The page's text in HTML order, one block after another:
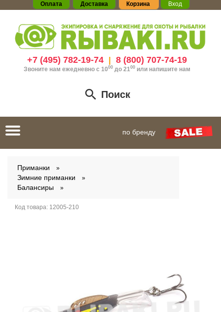
Оплата Доставка Корзина Вход
+7 (495) 782-19-74| 8 (800) 707-74-19
Звоните нам ежедневно с 1000до 21 00 или напишите нам
Поиск
Toggle
navigation
по бренду
Приманки
Зимние приманки
Балансиры
Код товара: 12005-210